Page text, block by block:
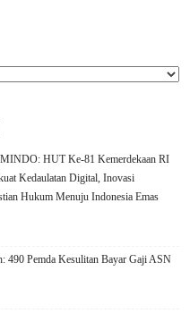
HUT Ke-81 Kemerdekaan RI
Kedaulatan Digital, Inovasi
Hukum Menuju Indonesia Emas
490 Pemda Kesulitan Bayar Gaji ASN